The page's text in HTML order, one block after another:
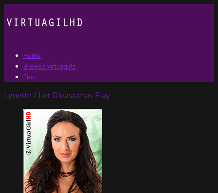
Home
Browse virtuagirls
Fios
Lynette / Let Dleastanas Play